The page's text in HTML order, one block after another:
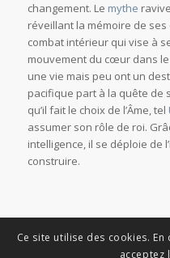
changement. Le mythe
réveillant la mémoire de
combat intérieur qui vise à
mouvement du cœur dans
une vie mais peu ont un
pacifique part à la quête de
qu’il fait le choix de l’Âme, tel
assumer son rôle de roi.
intelligence, il se déploie de
construire.
Ce site utilise des cookies.
acceptez